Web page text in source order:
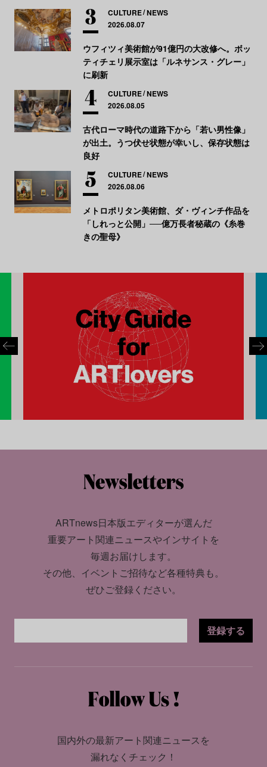
CULTURE NEWS
2026.08.07
ウフィツィ美術館が91億円の大改修へ。ボッ
ティチェリ展示室は「ルネサンス・グレー」
に刷新
CULTURE NEWS
2026.08.05
古代ローマ時代の道路下から「若い男性像」
が出土。うつ伏せ状態が幸いし、保存状態は
良好
CULTURE NEWS
2026.08.06
メトロポリタン美術館、ダ・ヴィンチ作品を
「しれっと公開」──億万長者秘蔵の《糸巻
きの聖母》
ARTnews日本版エディターが選んだ
重要アート関連ニュースやインサイトを
毎週お届けします。
その他、イベントご招待など各種特典も。
ぜひご登録ください。
登録する
国内外の最新アート関連ニュースを
漏れなくチェック！